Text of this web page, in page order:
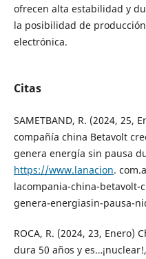
ofrecen alta estabilidad y
la posibilidad de
electrónica.
Citas
SAMETBAND, R. (2024, 25,
compañía china Betavolt
genera energía sin pausa
https://www.lanacion.
lacompania-china-
genera-energiasin-pausa-
ROCA, R. (2024, 23,
dura 50 años y